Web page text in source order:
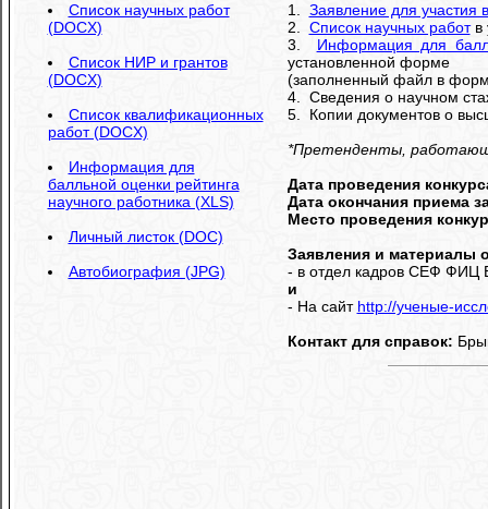
Список научных работ
(DOCX)
Список НИР и грантов
(DOCX)
Список квалификационных
работ (DOCX)
Информация для
балльной оценки рейтинга
научного работника (XLS)
Личный листок (DOC)
Автобиография (JPG)
1. Заявление для участия
2. Список научных работв
3. Информация для
установленной форме
(заполненный файл в
4. Сведения о научном
5. Копии документов о
*Претенденты,
Дата проведения
Дата окончания приема
Место проведения
Заявления и материалы
- в отдел кадров СЕФ ФИЦ
и
- На сайт http://ученые-
Контакт для справок: